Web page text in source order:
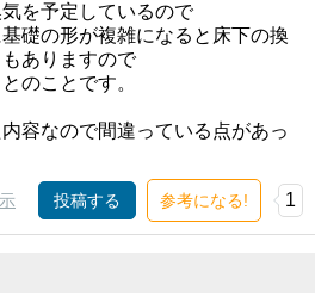
を予定しているので
礎の形が複雑になると床下の換
ありますので
のことです。
容なので間違っている点があっ
投稿する 参考になる! 1